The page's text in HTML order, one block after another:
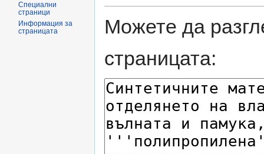
Можете да
страницата:
Специални
страници
Информация за
страницата